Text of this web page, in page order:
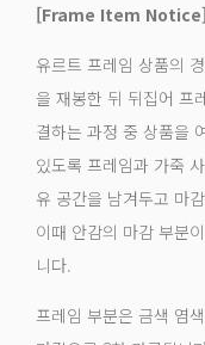
[Frame Item Notice]
유르트 프레임 상품의
을 재봉한 뒤 뒤집어 프
결하는 과정 중 상품을
있도록 프레임과 가죽
유 공간을 남겨두고 마
이때 안감의 마감 부분
니다.
프레임 부분은 금색 염